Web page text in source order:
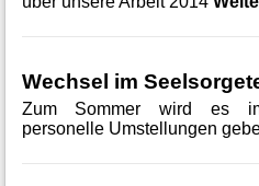
Wechsel im
Zum Sommer wird es
personelle Umstellungen